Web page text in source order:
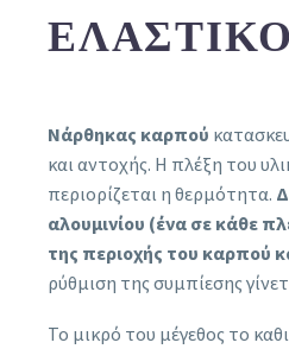
Νάρθηκας καρπού
και αντοχής. H πλέξη του
περιορίζεται η θερμότητα.
αλουμινίου (ένα σε κάθε
της περιοχής του καρπού
ρύθμιση της συμπίεσης
Το μικρό του μέγεθος το